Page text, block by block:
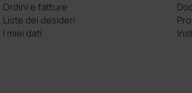
Ordini e fatture
Liste dei desideri
I miei dati